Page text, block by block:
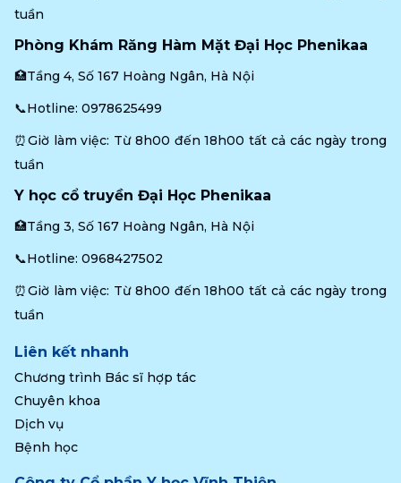
tuần
Phòng Khám Răng Hàm Mặt Đại Học Phenikaa
🏥Tầng 4, Số 167 Hoàng Ngân, Hà Nội
📞Hotline: 0978625499
⏰Giờ làm việc: Từ 8h00 đến 18h00 tất cả các ngày trong
tuần
Y học cổ truyền Đại Học Phenikaa
🏥Tầng 3, Số 167 Hoàng Ngân, Hà Nội
📞Hotline: 0968427502
⏰Giờ làm việc: Từ 8h00 đến 18h00 tất cả các ngày trong
tuần
Liên kết nhanh
Chương trình Bác sĩ hợp tác
Chuyên khoa
Dịch vụ
Bệnh học